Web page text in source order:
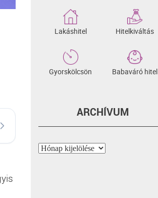
Lakáshitel Hitelkiváltás
Gyorskölcsön Babaváró hitel
ARCHÍVUM
Archívum